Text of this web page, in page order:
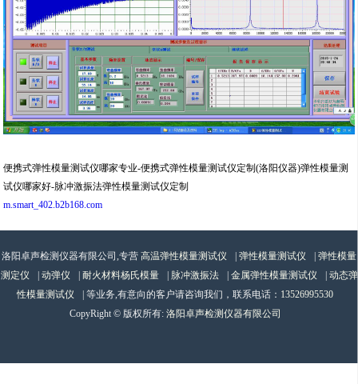
便携式弹性模量测试仪哪家专业-便携式弹性模量测试仪定制(洛阳仪器)弹性模量测
试仪哪家好-脉冲激振法弹性模量测试仪定制
m.smart_402.b2b168.com
洛阳卓声检测仪器有限公司,专营 高温弹性模量测试仪 | 弹性模量测试仪 | 弹性模量
测定仪
| 动弹仪 | 耐火材料杨氏模量 | 脉冲激振法 | 金属弹性模量测试仪 | 动态弹
性模量测试仪
| 等业务,有意向的客户请咨询我们，联系电话： 13526995530
CopyRight © 版权所有: 洛阳卓声检测仪器有限公司